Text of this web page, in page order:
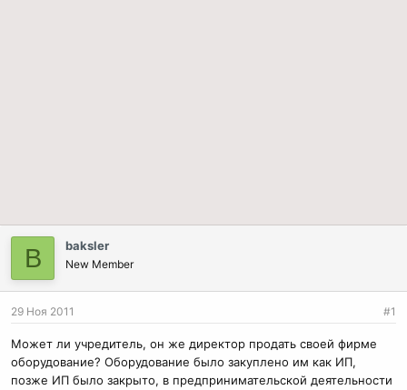
B baksler
New Member
29 Ноя 2011 #1
Может ли учредитель, он же директор продать своей фирме
оборудование? Оборудование было закуплено им как ИП,
позже ИП было закрыто, в предпринимательской деятельности